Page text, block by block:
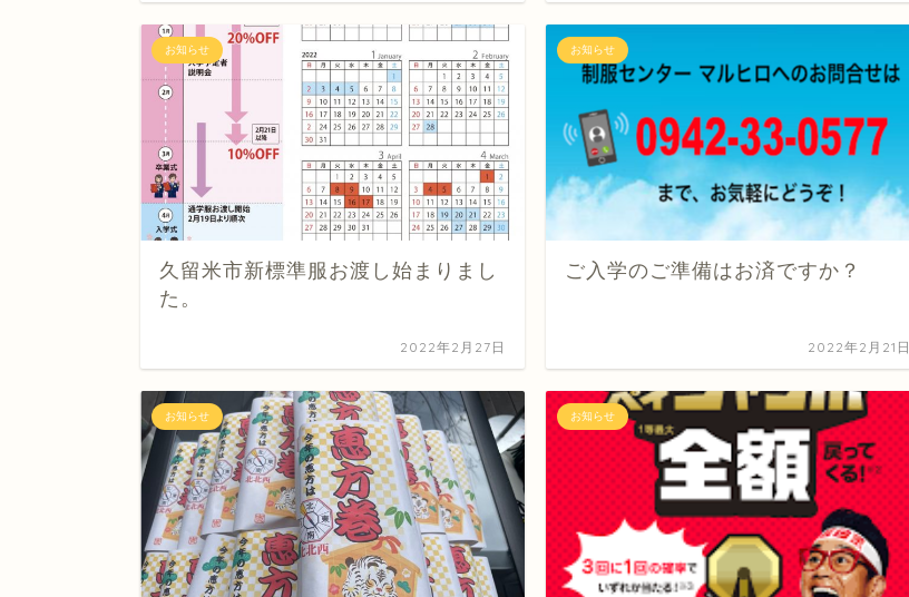
お知らせ
久留米市新標準服お渡し始まりまし
た。
2022年2月27日
お知らせ
ご入学のご準備はお済ですか？
2022年2月21日
お知らせ お知らせ